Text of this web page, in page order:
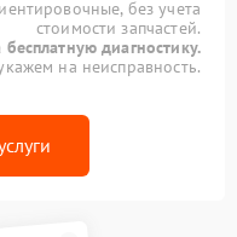
без учета
стоимости запчастей.
диагностику.
на неисправность.